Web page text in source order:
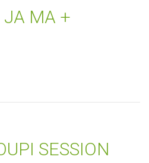
MA +
SESSION